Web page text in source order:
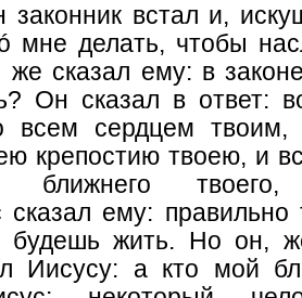
законник встал и,
мне делать, чтобы
сказал ему: в
Он сказал в ответ:
всем сердцем
крепостию твоею, и
сказал ему: правильно
будешь жить. Но он,
Иисусу: а кто мой